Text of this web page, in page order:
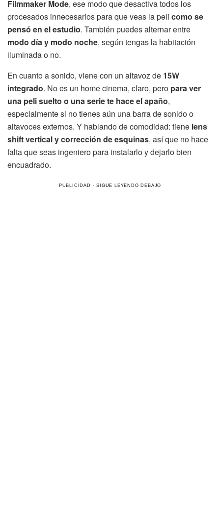
Filmmaker Mode, ese modo que desactiva todos los
procesados innecesarios para que veas la peli como se
pensó en el estudio. También puedes alternar entre
modo día y modo noche, según tengas la habitación
iluminada o no.
En cuanto a sonido, viene con un altavoz de 15W
integrado. No es un home cinema, claro, pero para ver
una peli suelto o una serie te hace el apaño,
especialmente si no tienes aún una barra de sonido o
altavoces externos. Y hablando de comodidad: tiene lens
shift vertical y corrección de esquinas, así que no hace
falta que seas ingeniero para instalarlo y dejarlo bien
encuadrado.